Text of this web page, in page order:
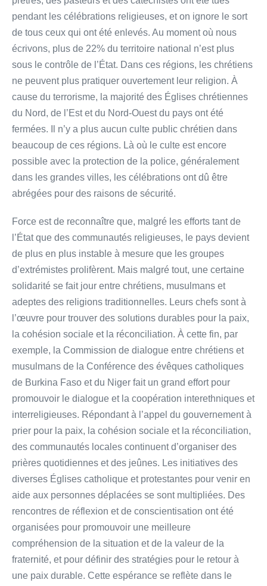
pendant les célébrations religieuses, et on ignore le sort
de tous ceux qui ont été enlevés. Au moment où nous
écrivons, plus de 22% du territoire national n’est plus
sous le contrôle de l’État. Dans ces régions, les chrétiens
ne peuvent plus pratiquer ouvertement leur religion. À
cause du terrorisme, la majorité des Églises chrétiennes
du Nord, de l’Est et du Nord-Ouest du pays ont été
fermées. Il n’y a plus aucun culte public chrétien dans
beaucoup de ces régions. Là où le culte est encore
possible avec la protection de la police, généralement
dans les grandes villes, les célébrations ont dû être
abrégées pour des raisons de sécurité.
Force est de reconnaître que, malgré les efforts tant de
l’État que des communautés religieuses, le pays devient
de plus en plus instable à mesure que les groupes
d’extrémistes prolifèrent. Mais malgré tout, une certaine
solidarité se fait jour entre chrétiens, musulmans et
adeptes des religions traditionnelles. Leurs chefs sont à
l’œuvre pour trouver des solutions durables pour la paix,
la cohésion sociale et la réconciliation. À cette fin, par
exemple, la Commission de dialogue entre chrétiens et
musulmans de la Conférence des évêques catholiques
de Burkina Faso et du Niger fait un grand effort pour
promouvoir le dialogue et la coopération interethniques et
interreligieuses. Répondant à l’appel du gouvernement à
prier pour la paix, la cohésion sociale et la réconciliation,
des communautés locales continuent d’organiser des
prières quotidiennes et des jeûnes. Les initiatives des
diverses Églises catholique et protestantes pour venir en
aide aux personnes déplacées se sont multipliées. Des
rencontres de réflexion et de conscientisation ont été
organisées pour promouvoir une meilleure
compréhension de la situation et de la valeur de la
fraternité, et pour définir des stratégies pour le retour à
une paix durable. Cette espérance se reflète dans le